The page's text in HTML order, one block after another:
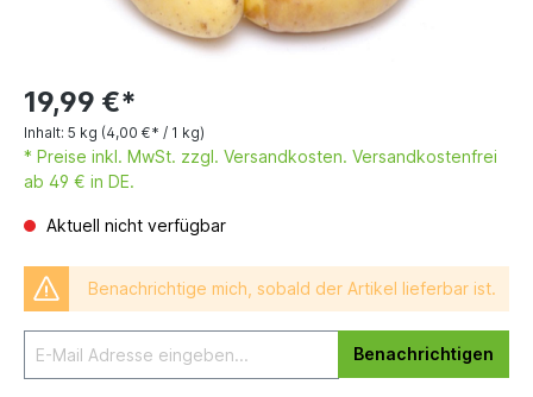
19,99 €*
Inhalt: 5 kg (4,00 €* / 1 kg)
* Preise inkl. MwSt. zzgl. Versandkosten. Versandkostenfrei
ab 49 € in DE.
Aktuell nicht verfügbar
Benachrichtige mich, sobald der Artikel lieferbar ist.
Benachrichtigen